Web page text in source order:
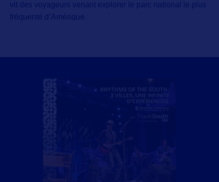
vit des voyageurs venant explorer le parc national le plus
fréquenté d’Amérique.